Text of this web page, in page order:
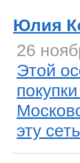
Юлия
26
Этой
эту